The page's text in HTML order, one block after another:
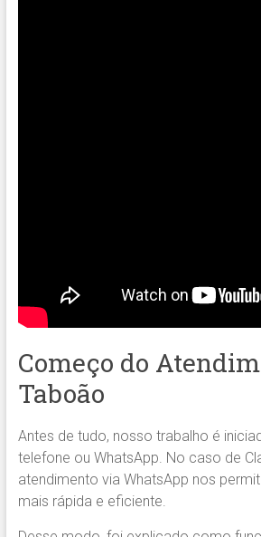
Começo do
Taboão
Antes de tudo, nosso trabalho é
telefone ou WhatsApp. No caso de
atendimento via WhatsApp nos
mais rápida e eficiente.